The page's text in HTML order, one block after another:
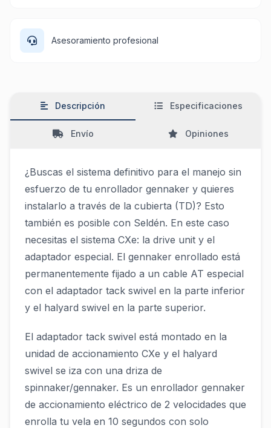
Asesoramiento profesional
Descripción Especificaciones
Envío Opiniones
¿Buscas el sistema definitivo para el manejo sin
esfuerzo de tu enrollador gennaker y quieres
instalarlo a través de la cubierta (TD)? Esto
también es posible con Seldén. En este caso
necesitas el sistema CXe: la drive unit y el
adaptador especial. El gennaker enrollado está
permanentemente fijado a un cable AT especial
con el adaptador tack swivel en la parte inferior
y el halyard swivel en la parte superior.
El adaptador tack swivel está montado en la
unidad de accionamiento CXe y el halyard
swivel se iza con una driza de
spinnaker/gennaker. Es un enrollador gennaker
de accionamiento eléctrico de 2 velocidades que
enrolla tu vela en 10 segundos con solo